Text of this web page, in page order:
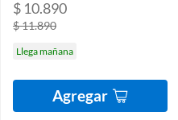
$ 10.890
$ 11.890
Llega mañana
Agregar